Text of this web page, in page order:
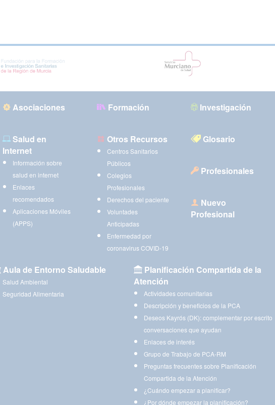
Asociaciones Formación Investigación
Salud en
Internet
Información sobre
salud en internet
Enlaces
recomendados
Aplicaciones Móviles
(APPS)
Otros Recursos
Centros Sanitarios
Públicos
Colegios
Profesionales
Derechos del paciente
Voluntades
Anticipadas
Enfermedad por
coronavirus COVID-19
Glosario
Profesionales
Nuevo
Profesional
Aula de Entorno Saludable
Salud Ambiental
Seguridad Alimentaria
Planificación Compartida de la
Atención
Actividades comunitarias
Descripción y beneficios de la PCA
Deseos Kayrós (DK): complementar por escrito
conversaciones que ayudan
Enlaces de interés
Grupo de Trabajo de PCA-RM
Preguntas frecuentes sobre Planificación
Compartida de la Atención
¿Cuándo empezar a planificar?
¿Por dónde empezar la planificación?